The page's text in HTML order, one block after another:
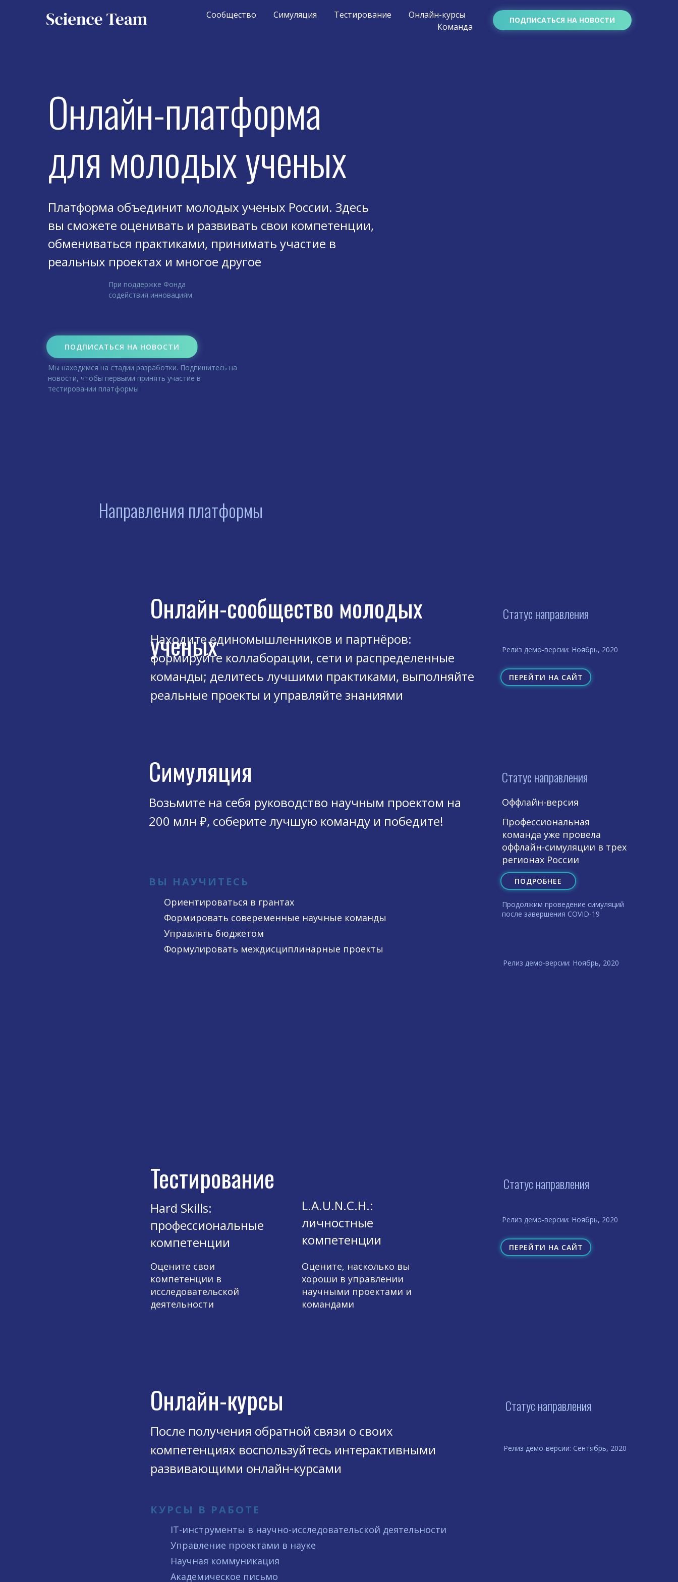
Сообщество Симуляция Тестирование
Онлайн-курсы
Команда
ПОДПИСАТЬСЯ НА НОВОСТИ
Онлайн-платформа
для молодых ученых
Платформа объединит молодых ученых России. Здесь
вы сможете оценивать и развивать свои компетенции,
обмениваться практиками, принимать участие в
реальных проектах и многое другое
Мы находимся на стадии разработки. Подпишитесь на
новости, чтобы первыми принять участие в
тестировании платформы
ПОДПИСАТЬСЯ НА НОВОСТИ
При поддержке Фонда
содействия инновациям
Направления платформы
Онлайн-сообщество молодых
ученых
Находите единомышленников и партнёров:
формируйте коллаборации, сети и распределенные
команды; делитесь лучшими практиками, выполняйте
реальные проекты и управляйте знаниями
Статус направления
Релиз демо-версии: Ноябрь, 2020
ПЕРЕЙТИ НА САЙТ
Симуляция
Возьмите на себя руководство научным проектом на
200 млн ₽, соберите лучшую команду и победите!
ВЫ НАУЧИТЕСЬ
Ориентироваться в грантах
Формировать совеременные научные команды
Управлять бюджетом
Формулировать междисциплинарные проекты
Статус направления
Оффлайн-версия
Профессиональная
команда уже провела
оффлайн-симуляции в трех
регионах России
Релиз демо-версии: Ноябрь, 2020
ПОДРОБНЕЕ
Продолжим проведение симуляций
после завершения COVID-19
Тестирование
Hard Skills:
профессиональные
компетенции
Статус направления
Оцените свои
компетенции в
исследовательской
деятельности
L.A.U.N.C.H.:
личностные
компетенции
Оцените, насколько вы
хороши в управлении
научными проектами и
командами
Релиз демо-версии: Ноябрь, 2020
ПЕРЕЙТИ НА САЙТ
Онлайн-курсы
После получения обратной связи о своих
компетенциях воспользуйтесь интерактивными
развивающими онлайн-курсами
КУРСЫ В РАБОТЕ
IT-инструменты в научно-исследовательской деятельности
Управление проектами в науке
Научная коммуникация
Академическое письмо
Статус направления
Релиз демо-версии: Сентябрь, 2020